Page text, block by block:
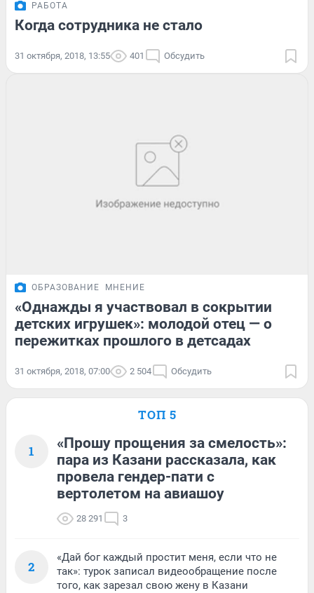
РАБОТА
Когда сотрудника не стало
31 октября, 2018, 13:55 401 Обсудить
ОБРАЗОВАНИЕ МНЕНИЕ
«Однажды я участвовал в сокрытии
детских игрушек»: молодой отец — о
пережитках прошлого в детсадах
31 октября, 2018, 07:00 2 504 Обсудить
ТОП 5
1
«Прошу прощения за смелость»:
пара из Казани рассказала, как
провела гендер-пати с
вертолетом на авиашоу
28 291 3
2
«Дай бог каждый простит меня, если что не
так»: турок записал видеообращение после
того, как зарезал свою жену в Казани